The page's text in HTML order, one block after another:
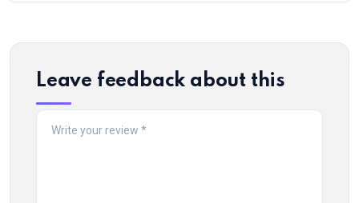
Leave feedback about this